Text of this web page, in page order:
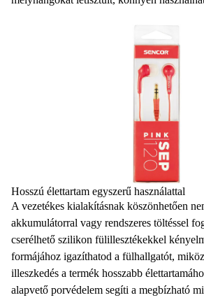
Hosszú élettartam egyszerű használattal
A vezetékes kialakításnak köszönhetően
akkumulátorral vagy rendszeres töltéssel
cserélhető szilikon fülillesztékekkel
formájához igazíthatod a fülhallgatót,
illeszkedés a termék hosszabb
alapvető porvédelem segíti a megbízható